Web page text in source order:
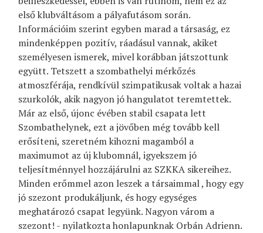
első klubváltásom a pályafutásom során.
Információim szerint egyben marad a társaság, ez
mindenképpen pozitív, ráadásul vannak, akiket
személyesen ismerek, mivel korábban játszottunk
együtt. Tetszett a szombathelyi mérkőzés
atmoszférája, rendkívül szimpatikusak voltak a hazai
szurkolók, akik nagyon jó hangulatot teremtettek.
Már az első, újonc évében stabil csapata lett
Szombathelynek, ezt a jövőben még tovább kell
erősíteni, szeretném kihozni magamból a
maximumot az új klubomnál, igyekszem jó
teljesítménnyel hozzájárulni az SZKKA sikereihez.
Minden erőmmel azon leszek a társaimmal , hogy egy
jó szezont produkáljunk, és hogy egységes
meghatározó csapat legyünk. Nagyon várom a
szezont! - nyilatkozta honlapunknak Orbán Adrienn.